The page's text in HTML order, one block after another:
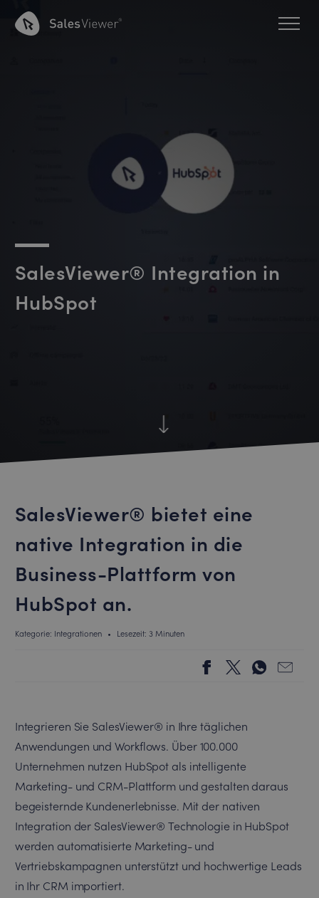
SalesViewer® Integration in
HubSpot
SalesViewer® bietet eine
native Integration in die
Business-Plattform von
HubSpot an.
Kategorie: Integrationen • Lesezeit: 3 Minuten
Integrieren Sie SalesViewer® in Ihre täglichen
Anwendungen und Workflows. Über 100.000
Unternehmen nutzen HubSpot als intelligente
Marketing- und CRM-Plattform und gestalten daraus
begeisternde Kundenerlebnisse. Mit der nativen
Integration der SalesViewer® Technologie in HubSpot
werden automatisierte Marketing- und
Vertriebskampagnen unterstützt und hochwertige Leads
in Ihr CRM importiert.